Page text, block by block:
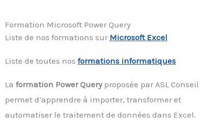
Formation Microsoft Power Query
Liste de nos formations sur Microsoft Excel
Liste de toutes nos formations informatiques
La formation Power Queryproposée par ASL Conseil
permet d’apprendre à importer, transformer et
automatiser le traitement de données dans Excel.